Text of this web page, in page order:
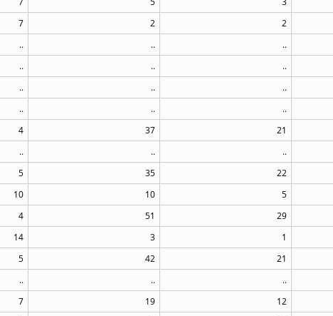
7 2 2
.. .. ..
.. .. ..
.. .. ..
.. .. ..
4 37 21
.. .. ..
5 35 22
10 10 5
4 51 29
14 3 1
5 42 21
.. .. ..
7 19 12